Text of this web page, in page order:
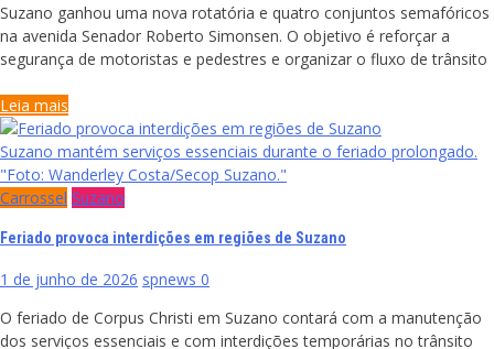
Suzano ganhou uma nova rotatória e quatro conjuntos semafóricos
na avenida Senador Roberto Simonsen. O objetivo é reforçar a
segurança de motoristas e pedestres e organizar o fluxo de trânsito
Leia mais
Suzano mantém serviços essenciais durante o feriado prolongado.
"Foto: Wanderley Costa/Secop Suzano."
Carrossel Suzano
Feriado provoca interdições em regiões de Suzano
1 de junho de 2026 spnews 0
O feriado de Corpus Christi em Suzano contará com a manutenção
dos serviços essenciais e com interdições temporárias no trânsito